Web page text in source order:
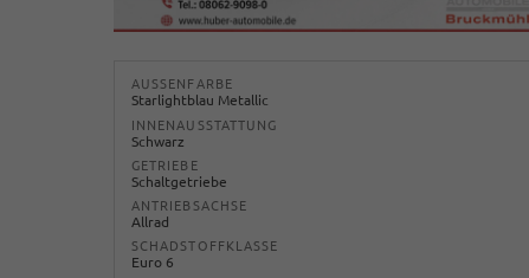
AUSSENFARBE
Starlightblau Metallic
INNENAUSSTATTUNG
Schwarz
GETRIEBE
Schaltgetriebe
ANTRIEBSACHSE
Allrad
SCHADSTOFFKLASSE
Euro 6